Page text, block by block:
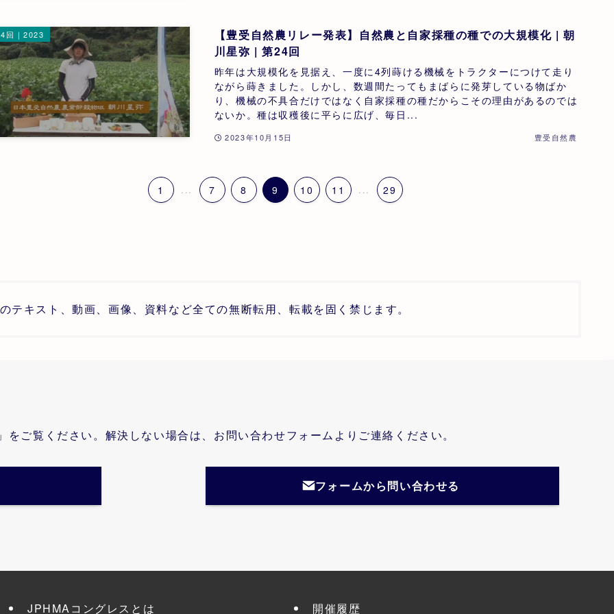
回｜2023
【豊受自然農リレー発表】自然農と自家採種の種での大規模化 | 朝
川星弥 | 第24回
昨年は大規模化を見据え、一度に4列蒔ける機械をトラクターにつけて走り
ながら蒔きました。しかし、数週間たってもまばらに発芽している物ばか
り、機械の不具合だけではなく自家採種の種だからこその理由があるのでは
ないか。種は収穫後に平らに広げ、毎日...
2023年10月15日 豊受自然農
1 ... 7 8 9 10 11 ... 29
テキスト、動画、画像、資料など全ての無断転用、転載を固く禁じます。
をご覧ください。解決しない場合は、お問い合わせフォームよりご連絡ください。
フォームから問い合わせる
JPHMAコングレスとは 開催履歴